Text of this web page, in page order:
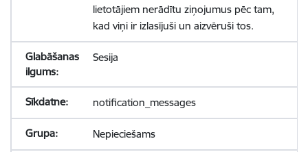
lietotājiem nerādītu ziņojumus pēc tam,
kad viņi ir izlasījuši un aizvēruši tos.
Sesija
notification_messages
Nepieciešams